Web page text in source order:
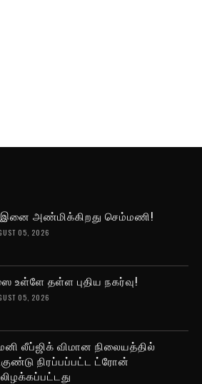
இனை அண்மிக்கிறது செம்மணி!
05, 2026
உள்ளே தள்ள புதிய நகர்வு!
05, 2026
லீப்ஜிக் விமான நிலையத்தில்
நிரப்பப்பட்ட ட்ரோன்